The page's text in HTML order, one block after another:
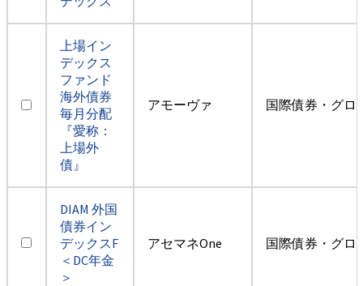
上場イン
デックス
ファンド
海外債券
毎月分配
『愛称：
上場外
債』
アモーヴァ 国際債券・グロ
DIAM 外国
債券イン
デックスF
＜DC年金
＞
アセマネOne 国際債券・グロ